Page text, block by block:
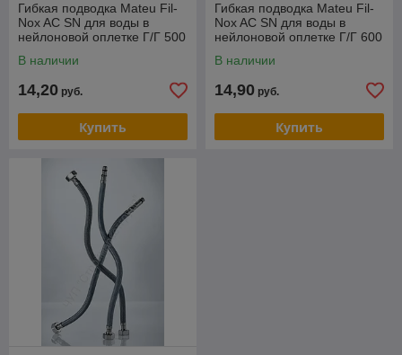
Гибкая подводка Mateu Fil-
Nox AС SN для воды в
нейлоновой оплетке Г/Г 500
В наличии
14,20 руб.
Купить
Гибкая подводка Mateu Fil-
Nox AС SN для воды в
нейлоновой оплетке Г/Г 600
В наличии
14,90 руб.
Купить